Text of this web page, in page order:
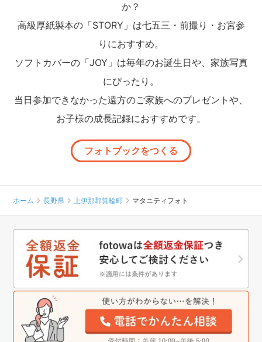
か？
高級厚紙製本の「STORY」は七五三・前撮り・お宮参
りにおすすめ。
ソフトカバーの「JOY」は毎年のお誕生日や、家族写真
にぴったり。
当日参加できなかった遠方のご家族へのプレゼントや、
お子様の成長記録におすすめです。
フォトブックをつくる
ホーム 長野県 上伊那郡箕輪町 マタニティフォト